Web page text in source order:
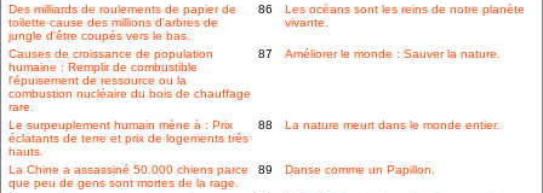
Des milliards de roulements de papier de
toilette cause des millions d'arbres de
jungle d'être coupés vers le bas.
86
Les océans sont les reins de notre planète
vivante.
Causes de croissance de population
humaine : Remplir de combustible
l'épuisement de ressource ou la
combustion nucléaire du bois de chauffage
rare.
87 Améliorer le monde : Sauver la nature.
Le surpeuplement humain mène à : Prix
éclatants de terre et prix de logements trés
hauts.
88 La nature meurt dans le monde entier.
La Chine a assassiné 50.000 chiens parce
que peu de gens sont mortes de la rage.
89 Danse comme un Papillon.